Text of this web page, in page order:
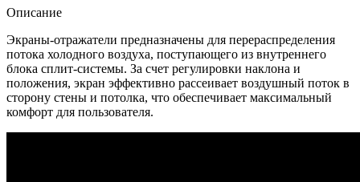
Описание
Экраны-отражатели предназначены для перераспределения
потока холодного воздуха, поступающего из внутреннего
блока сплит-системы. За счет регулировки наклона и
положения, экран эффективно рассеивает воздушный поток в
сторону стены и потолка, что обеспечивает максимальный
комфорт для пользователя.